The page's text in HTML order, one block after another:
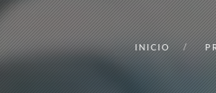
INICIO